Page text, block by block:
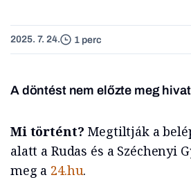
2025. 7. 24. 1 perc
A döntést nem előzte meg
Mi történt? Megtiltják a
alatt a Rudas és a Széchenyi
meg a 24.hu.